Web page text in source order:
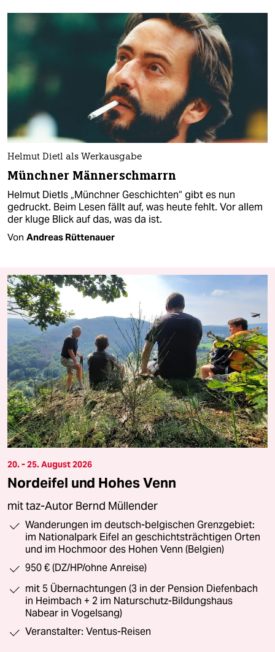
Helmut Dietl als Werkausgabe
Münchner Männerschmarrn
Helmut Dietls „Münchner Geschichten“ gibt es nun
gedruckt. Beim Lesen fällt auf, was heute fehlt. Vor allem
der kluge Blick auf das, was da ist.
Von Andreas Rüttenauer
20. - 25. August 2026
Nordeifel und Hohes Venn
mit taz-Autor Bernd Müllender
Wanderungen im deutsch-belgischen Grenzgebiet:
im Nationalpark Eifel an geschichtsträchtigen Orten
und im Hochmoor des Hohen Venn (Belgien)
950 € (DZ/HP/ohne Anreise)
mit 5 Übernachtungen (3 in der Pension Diefenbach
in Heimbach + 2 im Naturschutz-Bildungshaus
Nabear in Vogelsang)
Veranstalter: Ventus-Reisen